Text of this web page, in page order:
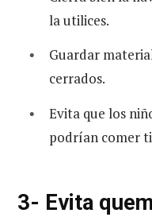
la utilices.
Guardar
cerrados.
Evita que los
podrían comer
3- Evita